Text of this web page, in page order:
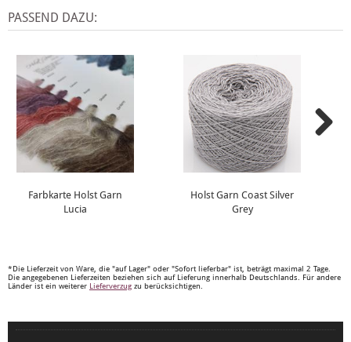
PASSEND DAZU:
Farbkarte Holst Garn
Lucia
Holst Garn Coast Silver
Grey
*Die Lieferzeit von Ware, die "auf Lager" oder "Sofort lieferbar" ist, beträgt maximal 2 Tage.
Die angegebenen Lieferzeiten beziehen sich auf Lieferung innerhalb Deutschlands. Für andere
Länder ist ein weiterer Lieferverzug zu berücksichtigen.